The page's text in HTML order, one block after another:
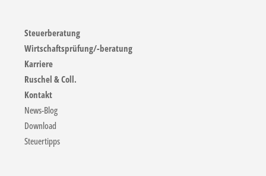
Steuerberatung
Wirtschaftsprüfung/-beratung
Karriere
Ruschel & Coll.
Kontakt
News-Blog
Download
Steuertipps